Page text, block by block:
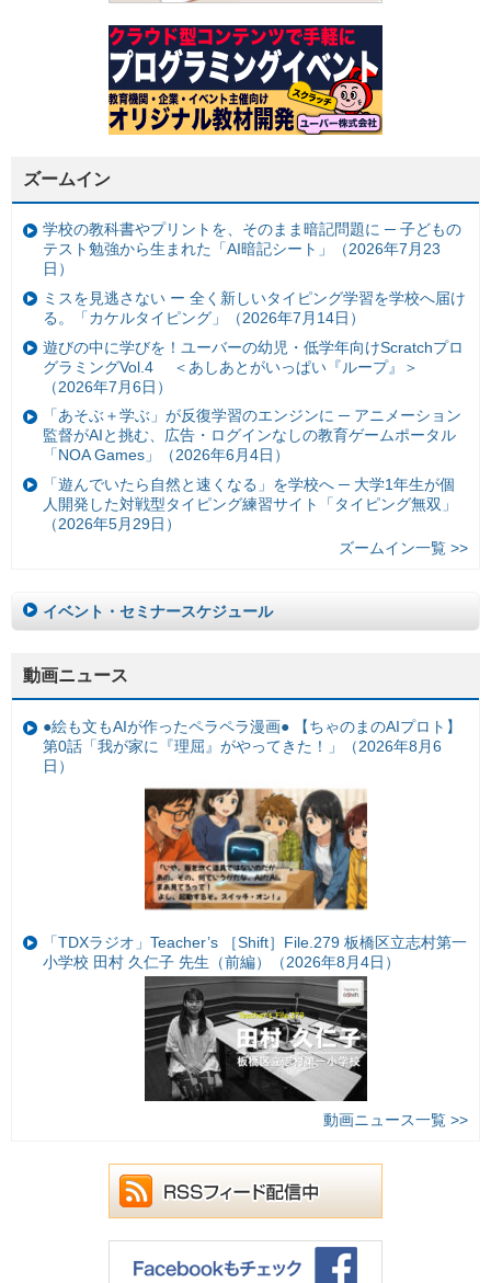
ズームイン
学校の教科書やプリントを、そのまま暗記問題に ─ 子どもの
テスト勉強から生まれた「AI暗記シート」（2026年7月23
日）
ミスを見逃さない ー 全く新しいタイピング学習を学校へ届け
る。「カケルタイピング」（2026年7月14日）
遊びの中に学びを！ユーバーの幼児・低学年向けScratchプロ
グラミングVol.4 ＜あしあとがいっぱい『ループ』＞
（2026年7月6日）
「あそぶ＋学ぶ」が反復学習のエンジンに ─ アニメーション
監督がAIと挑む、広告・ログインなしの教育ゲームポータル
「NOA Games」（2026年6月4日）
「遊んでいたら自然と速くなる」を学校へ ─ 大学1年生が個
人開発した対戦型タイピング練習サイト「タイピング無双」
（2026年5月29日）
ズームイン一覧 >>
イベント・セミナースケジュール
動画ニュース
●絵も文もAIが作ったペラペラ漫画● 【ちゃのまのAIプロト】
第0話「我が家に『理屈』がやってきた！」（2026年8月6
日）
「TDXラジオ」Teacher’s ［Shift］File.279 板橋区立志村第一
小学校 田村 久仁子 先生（前編）（2026年8月4日）
動画ニュース一覧 >>